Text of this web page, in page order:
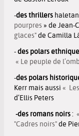
des thrillers
» de
glaces" de Camilla
des polars ethniques
« Le peuple de
des polars
Kerr mais aussi
«
d’Ellis Peters
-des romans noirs
"Cadres noirs" de